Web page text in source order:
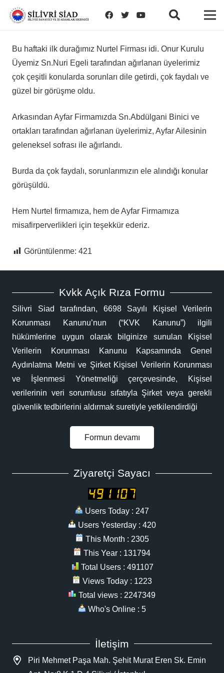
Bu haftaki ilk durağımız Nurtel Firması idi. Onur Kurulu
Üyemiz Sn.Nuri Egeli tarafından ağırlanan üyelerimiz
çok çeşitli konularda sorunları dile getirdi, çok faydalı ve
güzel bir görüşme oldu.
Arkasından Ayfar Firmamızda Sn.Abdülgani Binici ve
ortakları tarafından ağırlanan üyelerimiz, Ayfar Ailesinin
geleneksel sofrası ile ağırlandı.
Burda da çok faydalı, sorunlarımızın ele alındığı konular
görüşüldü.
Hem Nurtel firmamıza, hem de Ayfar Firmamıza
misafirperverlikleri için teşekkür ederiz.
Görüntülenme: 421
Kvkk Açık Rıza Formu
Silivri Siad tarafından, 6698 Sayılı Kişisel Verilerin
Korunması Kanunu’nun (“KVK Kanunu”) ilgili
hükümlerine uygun olarak bilginize sunulan Kişisel
Verilerin Korunması Kanunu Kapsamında Genel
Aydınlatma Metni ve Şirket Kişisel Verilerin Korunması
ve İşlenmesi Yönetmeliği çerçevesinde, Kişisel
verilerinin veri sorumlusu sıfatıyla Şirket veya gerekli
güvenlik tedbirlerini aldırmak suretiyle yetkilendirdiği
Formun devamı
Ziyaretçi Sayacı
Users Today : 247
Users Yesterday : 420
This Month : 2305
This Year : 131794
Total Users : 491107
Views Today : 1223
Total views : 2247349
Who's Online : 5
İletişim
Piri Mehmet Paşa Mah. Şehit Murat Eren Sk. Emin